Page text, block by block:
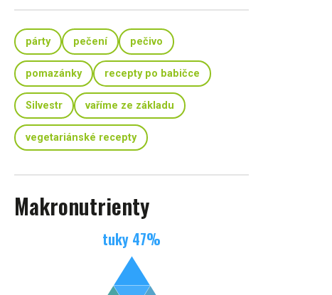
párty pečení pečivo
pomazánky recepty po babičce
Silvestr vaříme ze základu
vegetariánské recepty
Makronutrienty
tuky 47%